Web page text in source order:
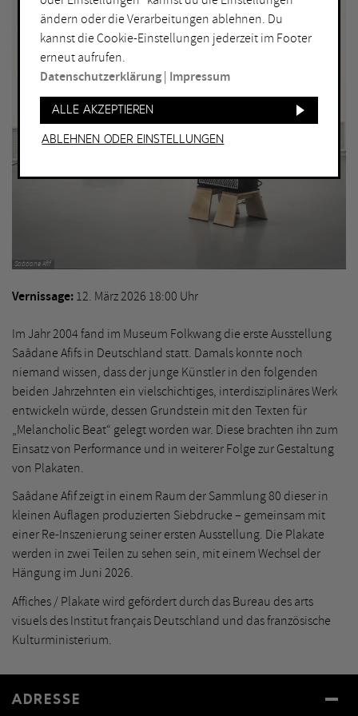
Saâdane Afif
Vernissage 12. März 2026 18:00 Uhr
Im Jahr 2004 fand im Museum Folkwang die erste Ausstellung
Saâdane Afifs in Deutschland statt. Damals konnte noch
niemand wissen, dass der junge Künstler in den folgenden
beiden Jahrzehnten ein vielschichtiges, interdisziplinäres Werk
entwickeln würde, dessen Grundstein mit den Texten für
„Melancholic Beat“ gelegt worden war. Diese brachten ihn zum
Einsatz von Performance und in weiterer Folge zur Gestaltung
von Plakaten.
Saâdane Afif zeigt in einem Raum der Sammlung 80 dieser in
kleinen Auflagen produzierten Siebdrucke – gemeinsam mit
einer Re-Inszenierung seiner ersten Ausstellung. Die Plakate
werden in zwei Teilen zu sehen sein, mit einem Wechsel der
Hängung im Juni 2026.
Affiches / Plakate wird gefördert durch das Bureau des arts
visuels des Institut français Deutschland und das französische
Kulturministerium.
ADRESSE
ändern oder die Verarbeitungen ablehnen. Du
kannst die Cookie-Einstellungen jederzeit im Footer
erneut aufrufen.
Datenschutzerklärung Impressum
Alle akzeptieren
Ablehnen oder Einstellungen